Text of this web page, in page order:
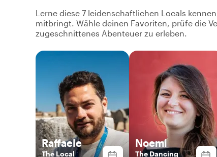
Lerne diese 7 leidenschaftlichen Locals
mitbringt. Wähle deinen Favoriten, prüfe die
zugeschnittenes Abenteuer zu erleben.
Raffaele
The Local
Noemi
The Dancing